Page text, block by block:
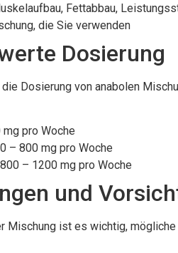
Fettabbau,
die Sie verwenden
Dosierung
Dosierung von anabolen
mg pro Woche
– 800 mg pro Woche
– 1200 mg pro Woche
und
Mischung ist es wichtig,